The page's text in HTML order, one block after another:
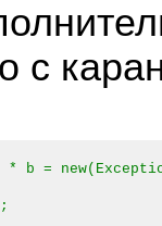
с
b =